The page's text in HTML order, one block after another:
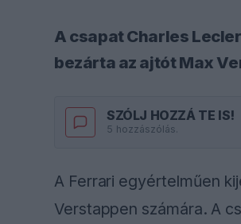
A csapat Charles
bezárta az ajtót Max
SZÓLJ HOZZÁ TE IS!
5 hozzászólás.
A Ferrari egyértelműen
Verstappen számára. A